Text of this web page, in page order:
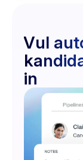
Vul
in